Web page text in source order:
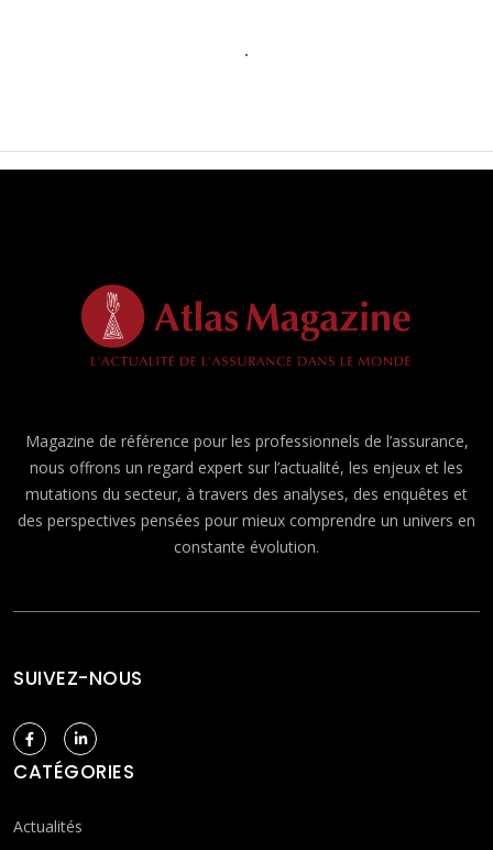
Magazine de référence pour les professionnels de l’assurance,
nous offrons un regard expert sur l’actualité, les enjeux et les
mutations du secteur, à travers des analyses, des enquêtes et
des perspectives pensées pour mieux comprendre un univers en
constante évolution.
SUIVEZ-NOUS
CATÉGORIES
Actualités